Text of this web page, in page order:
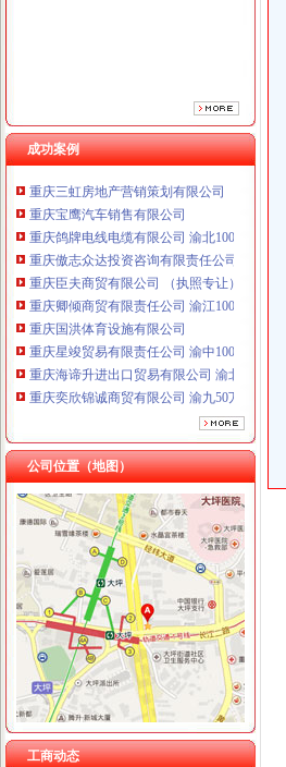
成功案例
重庆海谛升进出口贸易有限公司 渝北100万
重庆奕欣锦诚商贸有限公司 渝九50万 （工商
重庆信同广告有限公司 渝沙50万 （工商注册
重庆宝鹰汽车销售有限公司
重庆鸽牌电线电缆有限公司 渝北10010万 (进
重庆傲志众达投资咨询有限责任公司 渝九
重庆臣夫商贸有限公司 （执照专让）
重庆卿倾商贸有限责任公司 渝江100万 （工
重庆国洪体育设施有限公司
重庆星竣贸易有限责任公司 渝中100万 （进
重庆海谛升进出口贸易有限公司 渝北100万
重庆奕欣锦诚商贸有限公司 渝九50万 （工商
重庆信同广告有限公司 渝沙50万 （工商注册
重庆三虹房地产营销策划有限公司
重庆宝鹰汽车销售有限公司
公司位置（地图）
工商动态
工商动态
我市重庆分公司注销出台在校大创办微型企
渝北局行政约谈沃尔玛超市重庆公司注销指
市局六项措施推进“双”重庆营业执照注销行动
市重庆代办公司局副巡视员高印平率队到南
渝北局推行“一单通”重庆代办公司工作取得阶
南岸局实行市场准入“四规范”重庆税务注销
长寿局重庆代办公司大力促进非公经济组织
沙坪坝局重庆分公司注销三举措帮扶中小企